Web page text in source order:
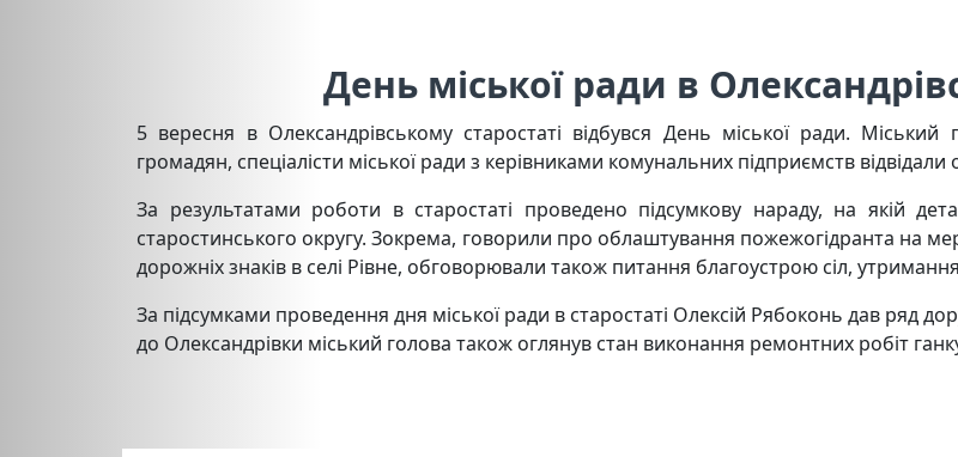
День міської ради в
5 вересня в Олександрівському старостаті відбувся День міської ради.
громадян, спеціалісти міської ради з керівниками комунальних підприємств відвідали
За результатами роботи в старостаті проведено підсумкову нараду, на якій
старостинського округу. Зокрема, говорили про облаштування пожежогідранта на
дорожніх знаків в селі Рівне, обговорювали також питання благоустрою сіл,
За підсумками проведення дня міської ради в старостаті Олексій Рябоконь дав ряд
до Олександрівки міський голова також оглянув стан виконання ремонтних робіт